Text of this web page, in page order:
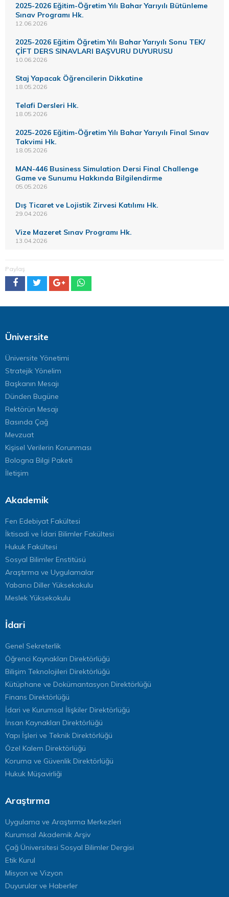
2025-2026 Eğitim-Öğretim Yılı Bahar Yarıyılı Bütünleme
Sınav Programı Hk.
12.06.2026
2025-2026 Eğitim Öğretim Yılı Bahar Yarıyılı Sonu TEK/
ÇİFT DERS SINAVLARI BAŞVURU DUYURUSU
10.06.2026
Staj Yapacak Öğrencilerin Dikkatine
18.05.2026
Telafi Dersleri Hk.
18.05.2026
2025-2026 Eğitim-Öğretim Yılı Bahar Yarıyılı Final Sınav
Takvimi Hk.
18.05.2026
MAN-446 Business Simulation Dersi Final Challenge
Game ve Sunumu Hakkında Bilgilendirme
05.05.2026
Dış Ticaret ve Lojistik Zirvesi Katılımı Hk.
29.04.2026
Vize Mazeret Sınav Programı Hk.
13.04.2026
Paylaş
Üniversite
Üniversite Yönetimi
Stratejik Yönelim
Başkanın Mesajı
Dünden Bugüne
Rektörün Mesajı
Basında Çağ
Mevzuat
Kişisel Verilerin Korunması
Bologna Bilgi Paketi
İletişim
Akademik
Fen Edebiyat Fakültesi
İktisadi ve İdari Bilimler Fakültesi
Hukuk Fakültesi
Sosyal Bilimler Enstitüsü
Araştırma ve Uygulamalar
Yabancı Diller Yüksekokulu
Meslek Yüksekokulu
İdari
Genel Sekreterlik
Öğrenci Kaynakları Direktörlüğü
Bilişim Teknolojileri Direktörlüğü
Kütüphane ve Dokümantasyon Direktörlüğü
Finans Direktörlüğü
İdari ve Kurumsal İlişkiler Direktörlüğü
İnsan Kaynakları Direktörlüğü
Yapı İşleri ve Teknik Direktörlüğü
Özel Kalem Direktörlüğü
Koruma ve Güvenlik Direktörlüğü
Hukuk Müşavirliği
Araştırma
Uygulama ve Araştırma Merkezleri
Kurumsal Akademik Arşiv
Çağ Üniversitesi Sosyal Bilimler Dergisi
Etik Kurul
Misyon ve Vizyon
Duyurular ve Haberler